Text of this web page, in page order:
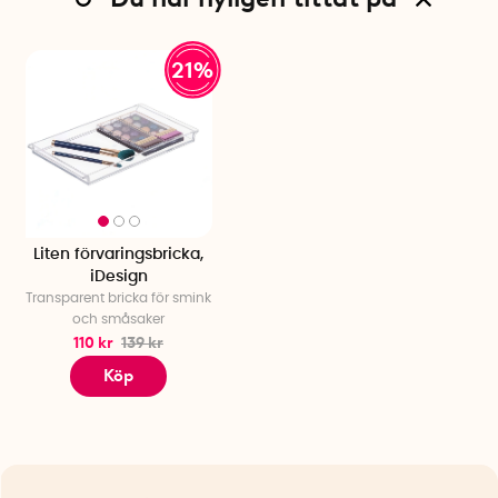
21%
Liten förvaringsbricka,
iDesign
Transparent bricka för smink
och småsaker
110 kr 139 kr
Köp